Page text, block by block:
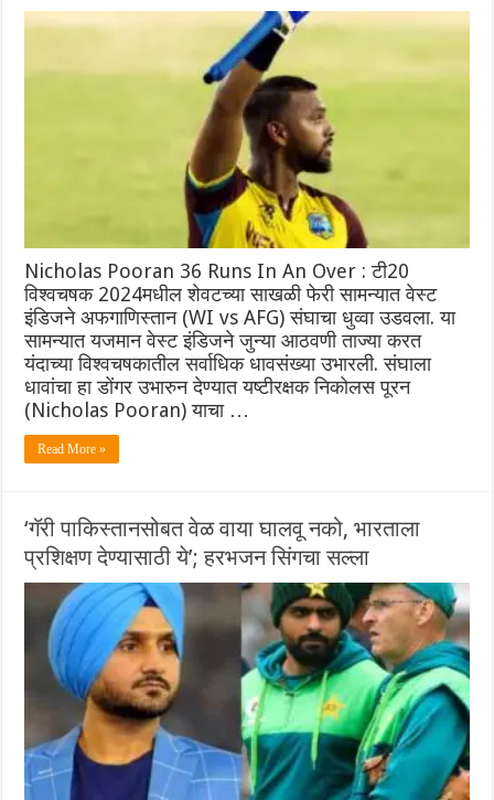
Nicholas Pooran 36 Runs In An Over : टी20
विश्वचषक 2024मधील शेवटच्या साखळी फेरी सामन्यात वेस्ट
इंडिजने अफगाणिस्तान (WI vs AFG) संघाचा धुव्वा उडवला. या
सामन्यात यजमान वेस्ट इंडिजने जुन्या आठवणी ताज्या करत
यंदाच्या विश्वचषकातील सर्वाधिक धावसंख्या उभारली. संघाला
धावांचा हा डोंगर उभारुन देण्यात यष्टीरक्षक निकोलस पूरन
(Nicholas Pooran) याचा …
Read More »
‘गॅरी पाकिस्तानसोबत वेळ वाया घालवू नको, भारताला
प्रशिक्षण देण्यासाठी ये’; हरभजन सिंगचा सल्ला